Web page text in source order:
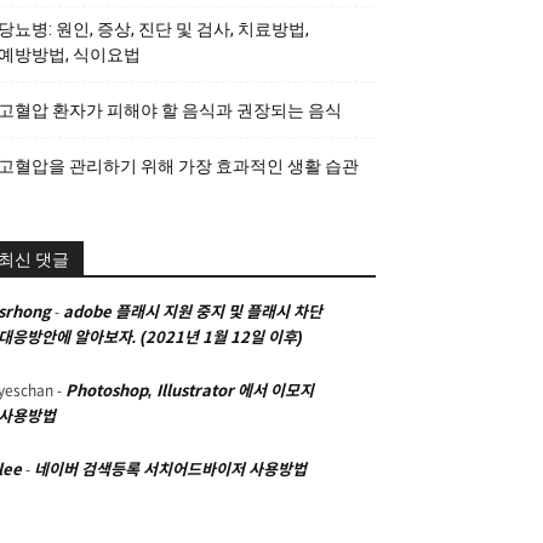
뇨병: 원인, 증상, 진단 및 검사, 치료방법,
방방법, 식이요법
혈압 환자가 피해야 할 음식과 권장되는 음식
혈압을 관리하기 위해 가장 효과적인 생활 습관
신 댓글
- adobe 플래시 지원 중지 및 플래시 차단
응방안에 알아보자. (2021년 1월 12일 이후)
- Photoshop, Illustrator 에서 이모지
용방법
- 네이버 검색등록 서치어드바이저 사용방법